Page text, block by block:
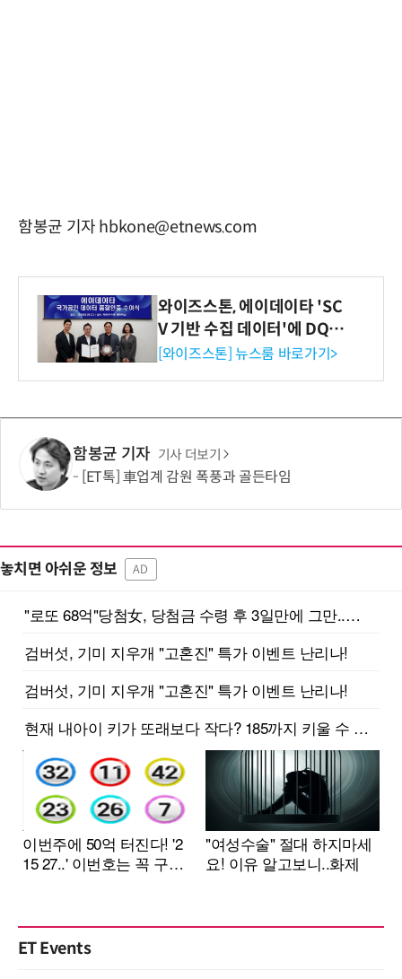
함봉균 기자 hbkone@etnews.com
와이즈스톤, 에이데이타 'SC
V 기반 수집 데이터'에 DQ인
증 최고 등급 수여
[와이즈스톤] 뉴스룸 바로가기>
함봉균 기자 기사 더보기
[ET톡] 車업계 감원 폭풍과 골든타임
놓치면 아쉬운 정보 AD
ET Events